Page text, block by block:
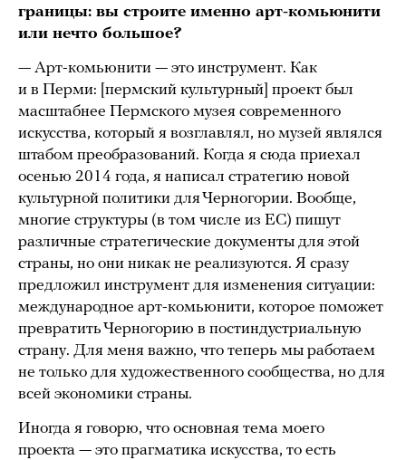
границы: вы строите именно арт-комьюнити
или нечто большое?
— Арт-комьюнити — это инструмент. Как
и в Перми: [пермский культурный] проект был
масштабнее Пермского музея современного
искусства, который я возглавлял, но музей являлся
штабом преобразований. Когда я сюда приехал
осенью 2014 года, я написал стратегию новой
культурной политики для Черногории. Вообще,
многие структуры (в том числе из ЕС) пишут
различные стратегические документы для этой
страны, но они никак не реализуются. Я сразу
предложил инструмент для изменения ситуации:
международное арт-комьюнити, которое поможет
превратить Черногорию в постиндустриальную
страну. Для меня важно, что теперь мы работаем
не только для художественного сообщества, но для
всей экономики страны.
Иногда я говорю, что основная тема моего
проекта — это прагматика искусства, то есть